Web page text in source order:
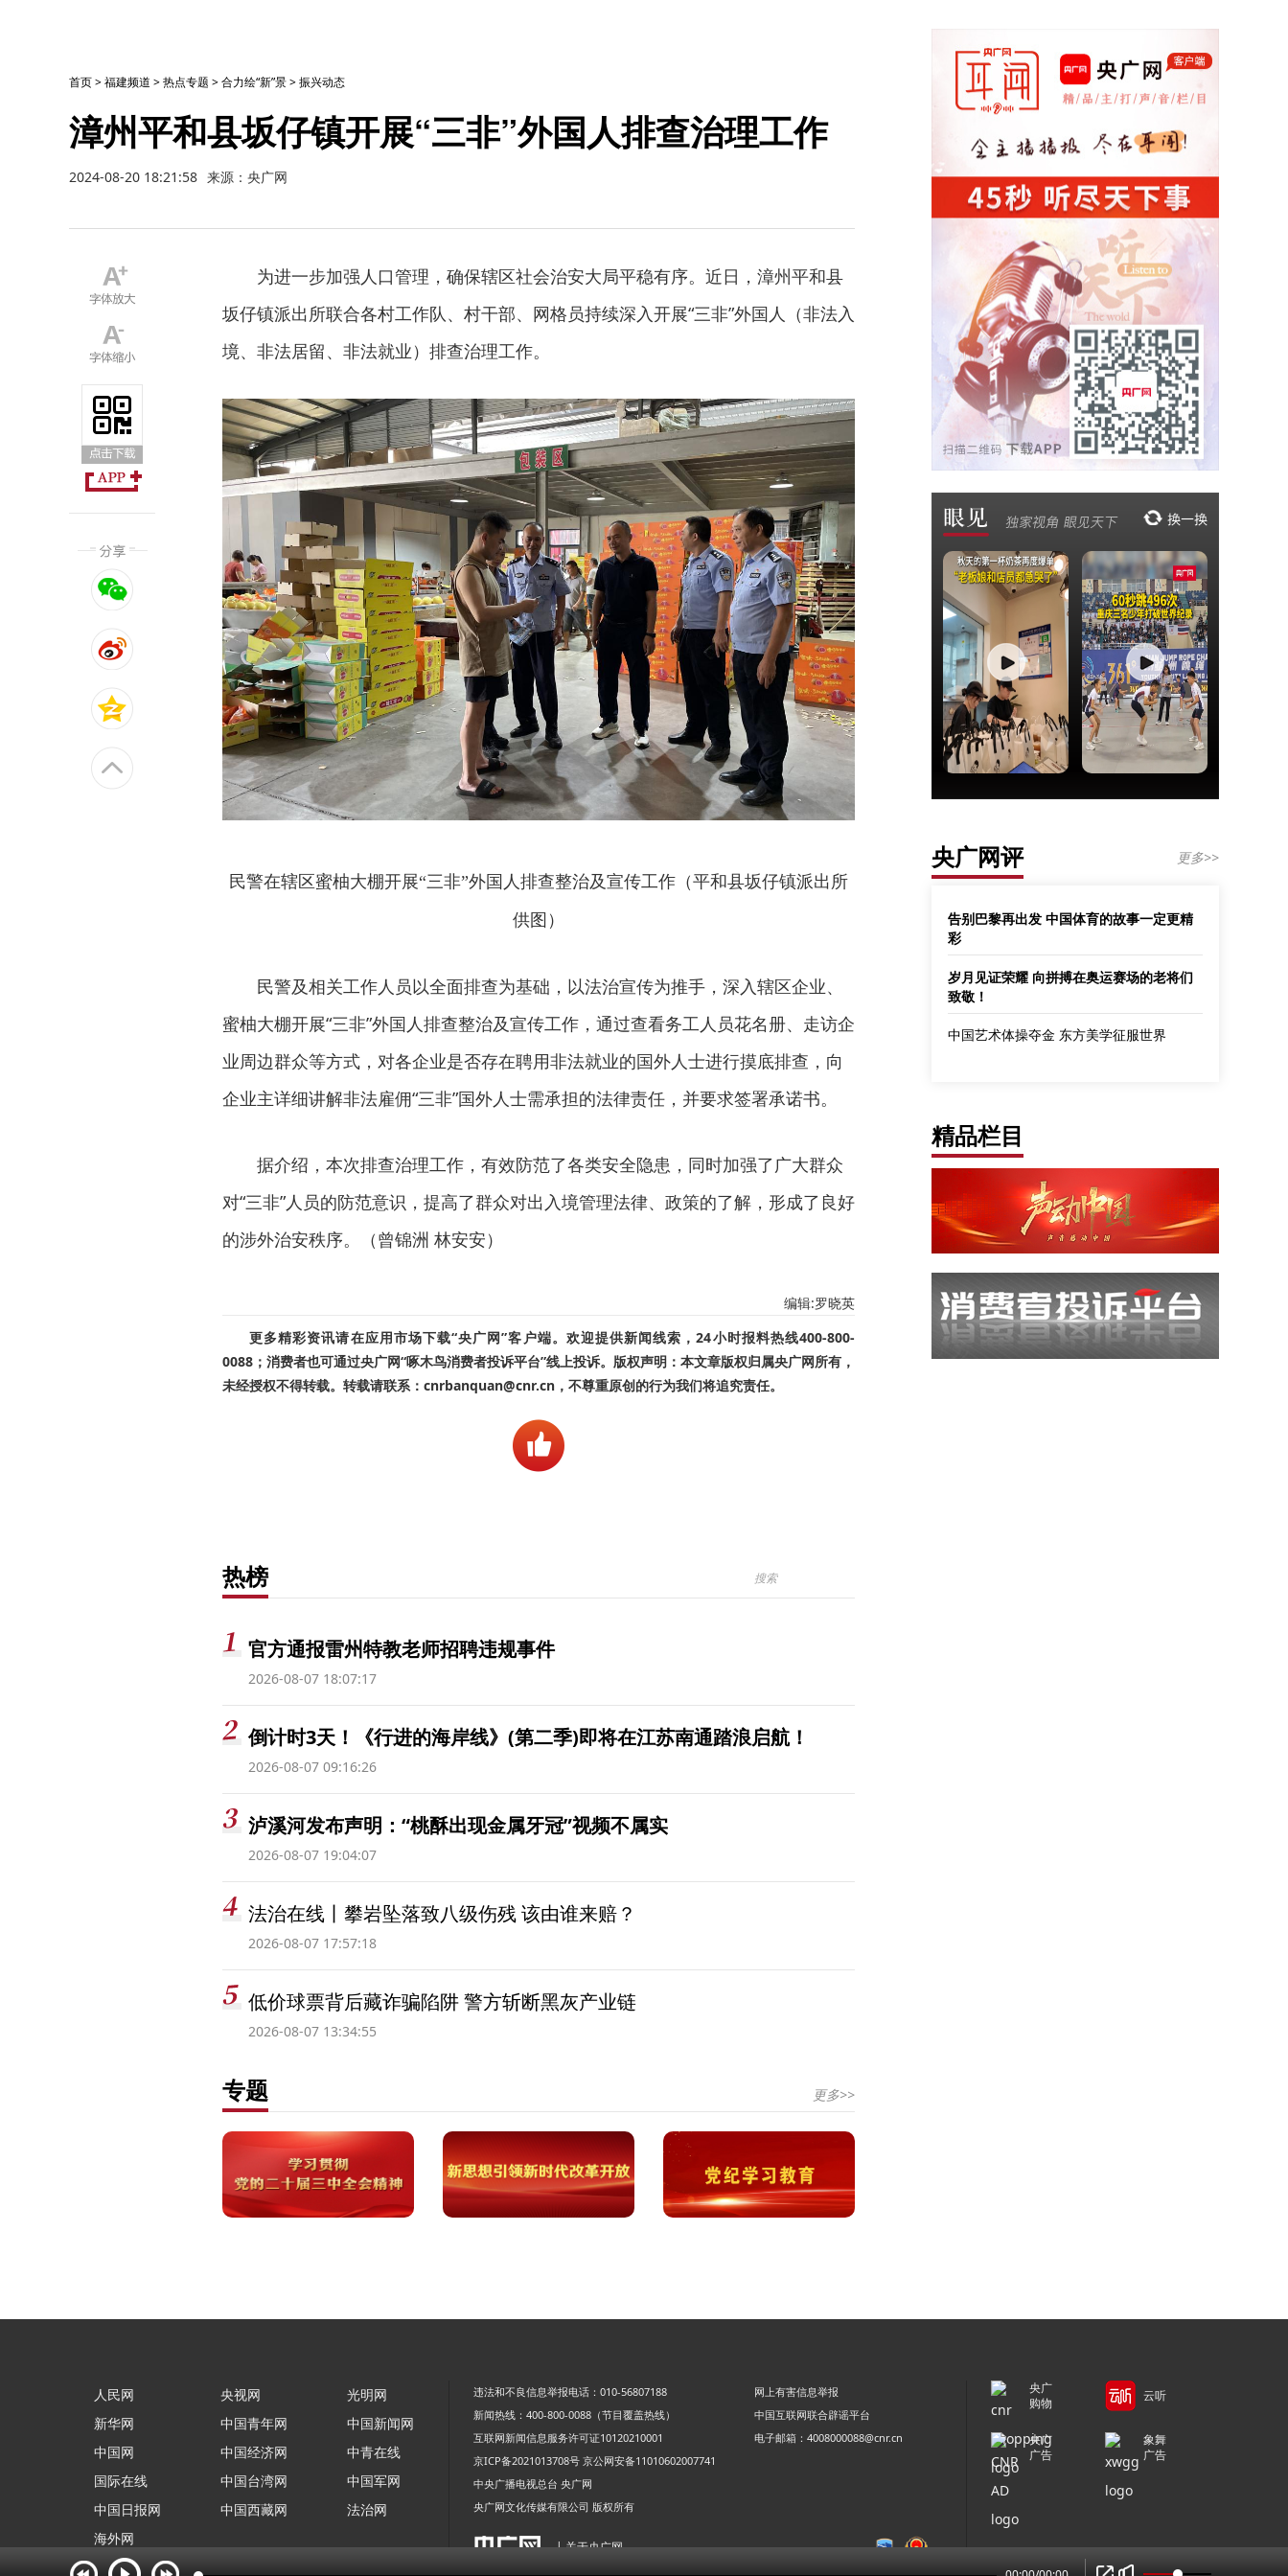
首页>福建频道 >热点专题 >合力绘“新”景>振兴动态
漳州平和县坂仔镇开展“三非”外国人排查治理工作
2024-08-20 18:21:58 来源：央广网
为进一步加强人口管理，确保辖区社会治安大局平稳有序。近日，漳州平和县
坂仔镇派出所联合各村工作队、村干部、网格员持续深入开展“三非”外国人（非法入
境、非法居留、非法就业）排查治理工作。
民警在辖区蜜柚大棚开展“三非”外国人排查整治及宣传工作（平和县坂仔镇派出所
供图）
民警及相关工作人员以全面排查为基础，以法治宣传为推手，深入辖区企业、
蜜柚大棚开展“三非”外国人排查整治及宣传工作，通过查看务工人员花名册、走访企
业周边群众等方式，对各企业是否存在聘用非法就业的国外人士进行摸底排查，向
企业主详细讲解非法雇佣“三非”国外人士需承担的法律责任，并要求签署承诺书。
据介绍，本次排查治理工作，有效防范了各类安全隐患，同时加强了广大群众
对“三非”人员的防范意识，提高了群众对出入境管理法律、政策的了解，形成了良好
的涉外治安秩序。（曾锦洲 林安安）
编辑:罗晓英
更多精彩资讯请在应用市场下载“央广网”客户端。欢迎提供新闻线索，24小时报料热线400-800-
0088；消费者也可通过央广网“啄木鸟消费者投诉平台”线上投诉。版权声明：本文章版权归属央广网所有，
未经授权不得转载。转载请联系：cnrbanquan@cnr.cn，不尊重原创的行为我们将追究责任。
热榜
官方通报雷州特教老师招聘违规事件
2026-08-07 18:07:17
倒计时3天！《行进的海岸线》(第二季)即将在江苏南通踏浪启航！
2026-08-07 09:16:26
泸溪河发布声明：“桃酥出现金属牙冠”视频不属实
2026-08-07 19:04:07
法治在线丨攀岩坠落致八级伤残 该由谁来赔？
2026-08-07 17:57:18
低价球票背后藏诈骗陷阱 警方斩断黑灰产业链
2026-08-07 13:34:55
专题 更多>>
央广网评 更多>>
告别巴黎再出发 中国体育的故事一定更精
彩
岁月见证荣耀 向拼搏在奥运赛场的老将们
致敬！
中国艺术体操夺金 东方美学征服世界
精品栏目
人民网
新华网
中国网
国际在线
中国日报网
海外网
央视网
中国青年网
中国经济网
中国台湾网
中国西藏网
光明网
中国新闻网
中青在线
中国军网
法治网
违法和不良信息举报电话：010-56807188
网上有害信息举报
新闻热线：400-800-0088（节目覆盖热线）
中国互联网联合辟谣平台
互联网新闻信息服务许可证10120210001
电子邮箱：4008000088@cnr.cn
京ICP备2021013708号 京公网安备11010602007741
中央广播电视总台 央广网
央广网文化传媒有限公司 版权所有
| 关于央广网
央广
购物
云听
央广
广告
象舞
广告